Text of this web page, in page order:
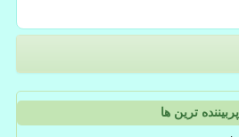
پربیننده ترین ها